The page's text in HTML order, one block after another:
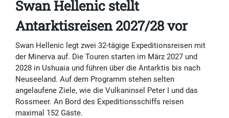
Swan Hellenic stellt
Antarktisreisen 2027/28 vor
Swan Hellenic legt zwei 32-tägige Expeditionsreisen mit
der Minerva auf. Die Touren starten im März 2027 und
2028 in Ushuaia und führen über die Antarktis bis nach
Neuseeland. Auf dem Programm stehen selten
angelaufene Ziele, wie die Vulkaninsel Peter I und das
Rossmeer. An Bord des Expeditionsschiffs reisen
maximal 152 Gäste.